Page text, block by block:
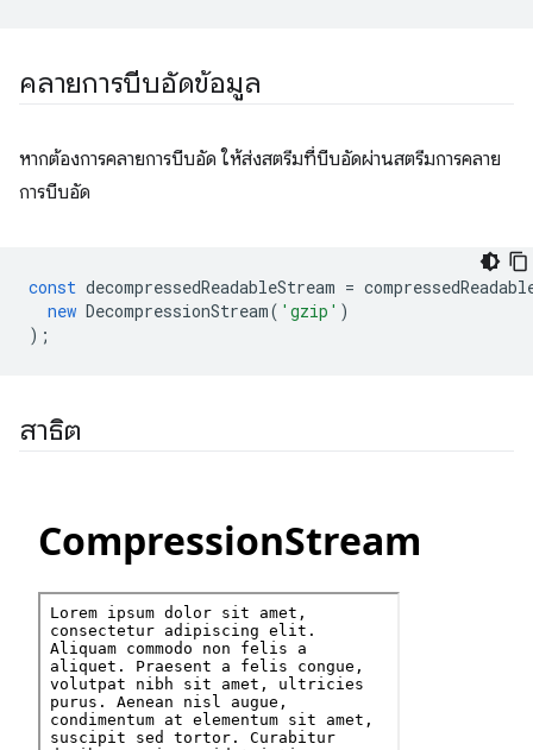
คลายการบีบอัดข้อมูล
หากต้องการคลายการบีบอัด ให้ส่งสตรีมที่บีบอัดผ่านสตรีมการคลาย
การบีบอัด
const decompressedReadableStream =
new DecompressionStream( 'gzip' )
);
สาธิต